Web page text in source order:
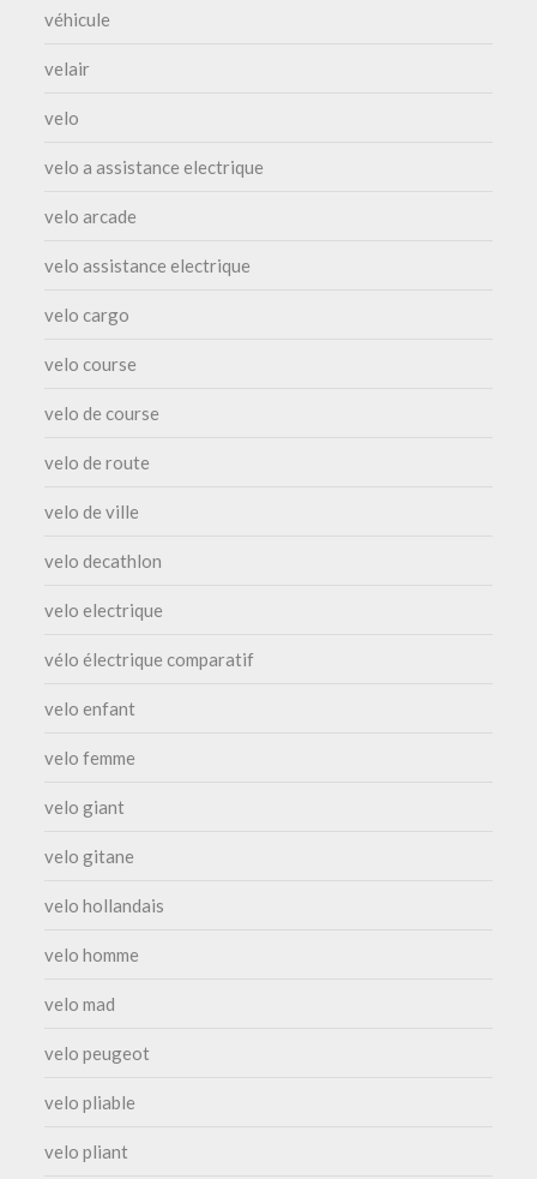
véhicule
velair
velo
velo a assistance electrique
velo arcade
velo assistance electrique
velo cargo
velo course
velo de course
velo de route
velo de ville
velo decathlon
velo electrique
vélo électrique comparatif
velo enfant
velo femme
velo giant
velo gitane
velo hollandais
velo homme
velo mad
velo peugeot
velo pliable
velo pliant